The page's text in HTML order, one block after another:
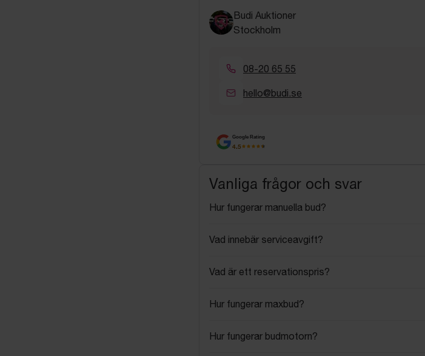
Budi Auktioner
Stockholm
08-20 65 55
hello@budi.se
Google Rating
4.5
Vanliga frågor och svar
Hur fungerar manuella bud?
Vad innebär serviceavgift?
Vad är ett reservationspris?
Hur fungerar maxbud?
Hur fungerar budmotorn?